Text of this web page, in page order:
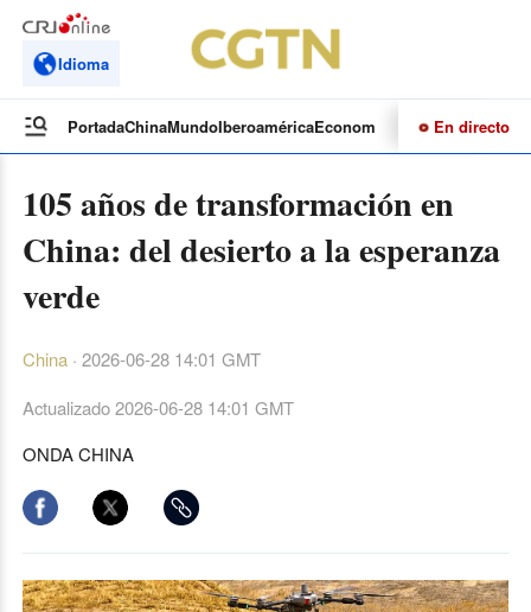
Idioma
PortadaChinaMundoIberoaméricaEconomía CulturaDeportes
En directo
105 años de transformación en
China: del desierto a la esperanza
verde
China· 2026-06-28 14:01 GMT
Actualizado2026-06-28 14:01 GMT
ONDA CHINA